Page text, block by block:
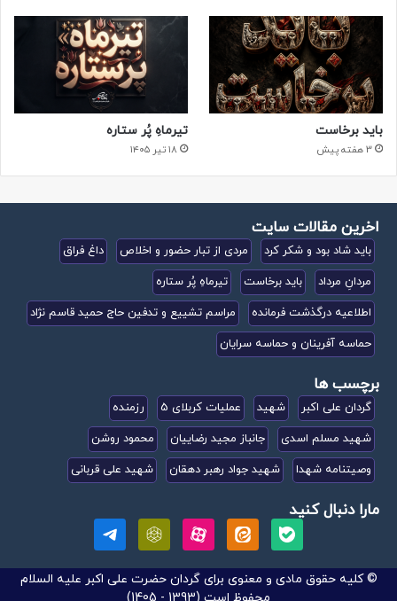
باید برخاست
3 هفته پیش
تیرماهِ پُر ستاره
۱۸ تیر ۱۴۰۵
اخرین مقالات سایت
باید شاد بود و شکر کرد مردی از تبار حضور و اخلاص
داغ فراق
مردانِ مرداد
باید برخاست
تیرماهِ پُر ستاره
اطلاعیه درگذشت فرمانده
مراسم تشییع و تدفین حاج حمید قاسم نژاد
حماسه آفرینان و حماسه سرایان
برچسب ها
گردان علی اکبر شهید عملیات کربلای 5
رزمنده
شهید مسلم اسدی
جانباز مجید رضاییان
محمود روشن
وصیتنامه شهدا
شهید جواد رهبر دهقان شهید علی قربانی
مارا دنبال کنید
© کلیه حقوق مادی و معنوی برای گردان حضرت علی اکبر علیه السلام